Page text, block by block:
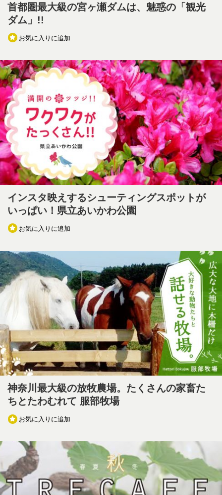
首都圏最大級の宮ヶ瀬ダムは、魅惑の「観光
ダム」!!
お気に入りに追加
インスタ映えするシューティングスポットが
いっぱい！県立あいかわ公園
お気に入りに追加
神奈川最大級の放牧農場。たくさんの家畜た
ちとたわむれて 服部牧場
お気に入りに追加